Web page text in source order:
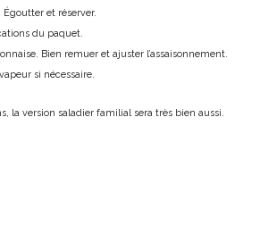
et réserver.
du paquet.
Bien remuer et ajuster l’assaisonnement.
si nécessaire.
la version saladier familial sera très bien aussi.